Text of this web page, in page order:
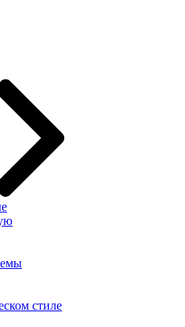
стиле